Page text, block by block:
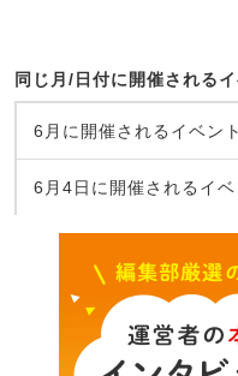
同じ月/日付に開催される
6月に開催されるイベン
6月4日に開催されるイ